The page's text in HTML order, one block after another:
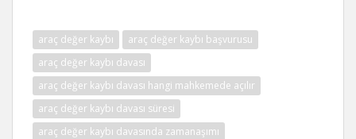
araç değer kaybı
araç değer kaybı başvurusu
araç değer kaybı davası
araç değer kaybı davası hangi mahkemede açılır
araç değer kaybı davası süresi
araç değer kaybı davasında zamanaşımı